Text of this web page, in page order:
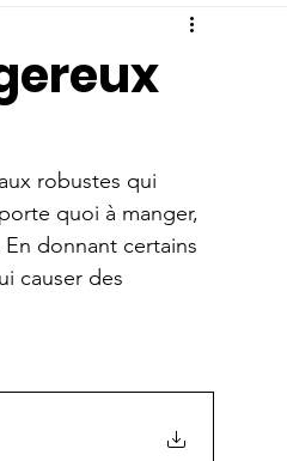
robustes qui
quoi à manger,
En donnant certains
causer des